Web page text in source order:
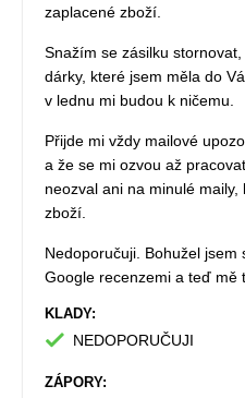
zaplacené zboží.
Snažím se zásilku
dárky, které jsem měla do
v lednu mi budou k ničemu.
Přijde mi vždy mailové
a že se mi ozvou až
neozval ani na minulé
zboží.
Nedoporučuji. Bohužel jsem
Google recenzemi a teď mě
KLADY:
NEDOPORUČUJI
ZÁPORY: